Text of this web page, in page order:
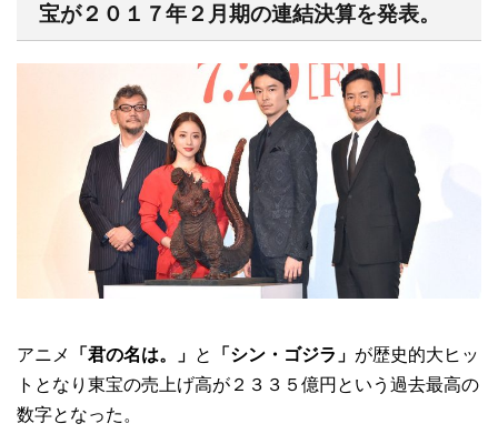
宝が２０１７年２月期の連結決算を発表。
アニメ 「君の名は。」 と 「シン・ゴジラ」 が歴史的大ヒッ
トとなり東宝の売上げ高が２３３５億円という過去最高の
数字となった。